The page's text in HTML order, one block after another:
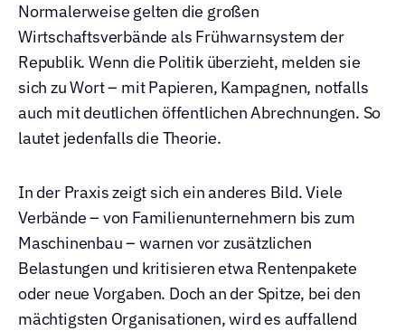
Normalerweise gelten die großen
Wirtschaftsverbände als Frühwarnsystem der
Republik. Wenn die Politik überzieht, melden sie
sich zu Wort – mit Papieren, Kampagnen, notfalls
auch mit deutlichen öffentlichen Abrechnungen. So
lautet jedenfalls die Theorie.
In der Praxis zeigt sich ein anderes Bild. Viele
Verbände – von Familienunternehmern bis zum
Maschinenbau – warnen vor zusätzlichen
Belastungen und kritisieren etwa Rentenpakete
oder neue Vorgaben. Doch an der Spitze, bei den
mächtigsten Organisationen, wird es auffallend